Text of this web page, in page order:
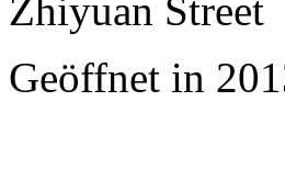
Zhiyuan Street
Geöffnet in